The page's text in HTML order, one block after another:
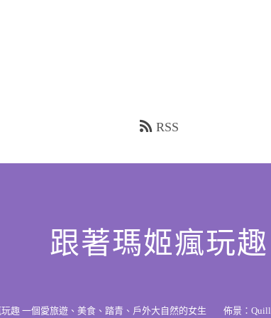
RSS
跟著瑪姬瘋玩趣
趣 一個愛旅遊、美食、踏青、戶外大自然的女生 佈景： Quill